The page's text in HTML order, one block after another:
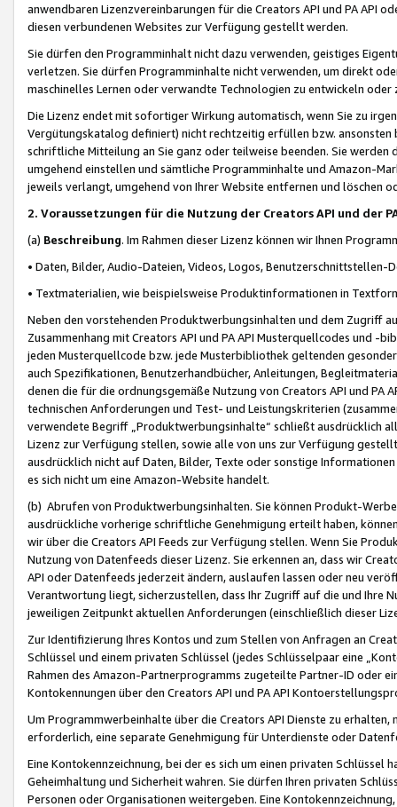
anwendbaren Lizenzvereinbarungen für die Creators API und PA API
diesen verbundenen Websites zur Verfügung gestellt werden.
Sie dürfen den Programminhalt nicht dazu verwenden, geistiges
verletzen. Sie dürfen Programminhalte nicht verwenden, um direkt
maschinelles Lernen oder verwandte Technologien zu entwickeln
Die Lizenz endet mit sofortiger Wirkung automatisch, wenn Sie zu
Vergütungskatalog definiert) nicht rechtzeitig erfüllen bzw. ansonsten
schriftliche Mitteilung an Sie ganz oder teilweise beenden. Sie werden
umgehend einstellen und sämtliche Programminhalte und Amazon-
jeweils verlangt, umgehend von Ihrer Website entfernen und löschen
2. Voraussetzungen für die Nutzung der Creators API und der
(a) Beschreibung. Im Rahmen dieser Lizenz können wir Ihnen
• Daten, Bilder, Audio-Dateien, Videos, Logos, Benutzerschnittstellen-
• Textmaterialien, wie beispielsweise Produktinformationen in
Neben den vorstehenden Produktwerbungsinhalten und dem Zugriff
Zusammenhang mit Creators API und PA API Musterquellcodes und
jeden Musterquellcode bzw. jede Musterbibliothek geltenden
auch Spezifikationen, Benutzerhandbücher, Anleitungen,
denen die für die ordnungsgemäße Nutzung von Creators API und PA
technischen Anforderungen und Test- und Leistungskriterien
verwendete Begriff „Produktwerbungsinhalte“ schließt ausdrücklich
Lizenz zur Verfügung stellen, sowie alle von uns zur Verfügung
ausdrücklich nicht auf Daten, Bilder, Texte oder sonstige
es sich nicht um eine Amazon-Website handelt.
(b) Abrufen von Produktwerbungsinhalten. Sie können Produkt-
ausdrückliche vorherige schriftliche Genehmigung erteilt haben,
wir über die Creators API Feeds zur Verfügung stellen. Wenn Sie
Nutzung von Datenfeeds dieser Lizenz. Sie erkennen an, dass wir
API oder Datenfeeds jederzeit ändern, auslaufen lassen oder neu
Verantwortung liegt, sicherzustellen, dass Ihr Zugriff auf die und Ihre
jeweiligen Zeitpunkt aktuellen Anforderungen (einschließlich dieser
Zur Identifizierung Ihres Kontos und zum Stellen von Anfragen an
Schlüssel und einem privaten Schlüssel (jedes Schlüsselpaar eine
Rahmen des Amazon-Partnerprogramms zugeteilte Partner-ID oder
Kontokennungen über den Creators API und PA API
Um Programmwerbeinhalte über die Creators API Dienste zu
erforderlich, eine separate Genehmigung für Unterdienste oder
Eine Kontokennzeichnung, bei der es sich um einen privaten
Geheimhaltung und Sicherheit wahren. Sie dürfen Ihren privaten
Personen oder Organisationen weitergeben. Eine